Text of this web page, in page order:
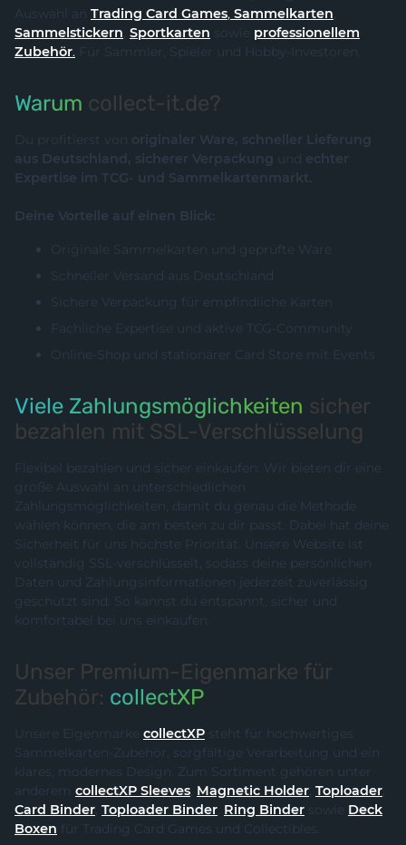
Auswahl an
Trading Card Games, Sammelkarten,
Sammelstickern, Sportkarten sowie professionellem
Zubehör. Für Sammler, Spieler und Hobby-Investoren.
Warum collect-it.de?
Du profitierst von originaler Ware, schneller Lieferung
aus Deutschland, sicherer Verpackung und echter
Expertise im TCG- und Sammelkartenmarkt.
Deine Vorteile auf einen Blick:
Originale Sammelkarten und geprüfte Ware
Schneller Versand aus Deutschland
Sichere Verpackung für empfindliche Karten
Fachliche Expertise und aktive TCG-Community
Online-Shop und stationärer Card Store mit Events
Viele Zahlungsmöglichkeiten sicher
bezahlen mit SSL-Verschlüsselung
Flexibel bezahlen und sicher einkaufen: Wir bieten dir eine
große Auswahl an unterschiedlichen
Zahlungsmöglichkeiten, damit du genau die Methode
wählen können, die am besten zu dir passt. Dabei hat deine
Sicherheit für uns höchste Priorität. Unsere Website ist
vollständig SSL-verschlüsselt, sodass deine persönlichen
Daten und Zahlungsinformationen jederzeit zuverlässig
geschützt sind. So kannst du entspannt, sicher und
komfortabel bei uns einkaufen.
Unser Premium-Eigenmarke für
Zubehör: collectXP
Unsere Eigenmarke collectXP steht für hochwertiges
Sammelkarten-Zubehör, sorgfältige Verarbeitung und ein
klares, modernes Design. Zum Sortiment gehören unter
anderem collectXP Sleeves, Magnetic Holder, Toploader,
Card Binder, Toploader Binder, Ring Binder sowie Deck
Boxen für Trading Card Games und Collectibles.